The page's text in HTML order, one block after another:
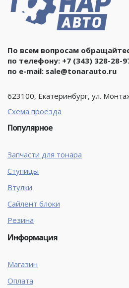
По всем вопросам
по телефону: +7 (343) 328-28-
по e-mail: sale@tonarauto.ru
623100, Екатеринбург, ул.
Схема проезда
Популярное
Запчасти для тонара
Ступицы
Втулки
Сайлент блоки
Резина
Информация
Магазин
Оплата